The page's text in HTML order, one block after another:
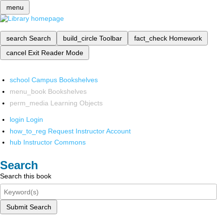
menu
search Search build_circle Toolbar fact_check Homework
cancel Exit Reader Mode
school Campus Bookshelves
menu_book Bookshelves
perm_media Learning Objects
login Login
how_to_reg Request Instructor Account
hub Instructor Commons
Search
Search this book
Submit Search